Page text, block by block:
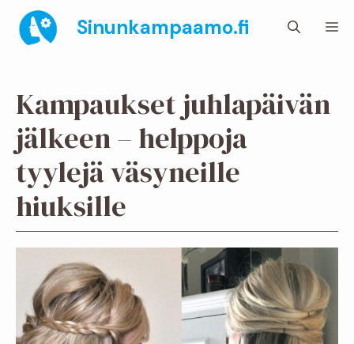
sisältöön
Sinunkampaamo.fi
Kampaukset juhlapäivän
jälkeen – helppoja
tyylejä väsyneille
hiuksille